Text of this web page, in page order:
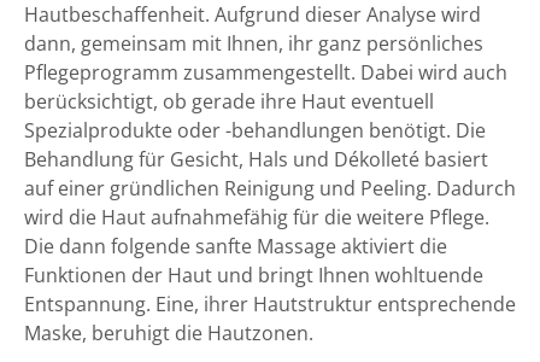
Hautbeschaffenheit. Aufgrund dieser Analyse wird
dann, gemeinsam mit Ihnen, ihr ganz persönliches
Pflegeprogramm zusammengestellt. Dabei wird auch
berücksichtigt, ob gerade ihre Haut eventuell
Spezialprodukte oder -behandlungen benötigt. Die
Behandlung für Gesicht, Hals und Dékolleté basiert
auf einer gründlichen Reinigung und Peeling. Dadurch
wird die Haut aufnahmefähig für die weitere Pflege.
Die dann folgende sanfte Massage aktiviert die
Funktionen der Haut und bringt Ihnen wohltuende
Entspannung. Eine, ihrer Hautstruktur entsprechende
Maske, beruhigt die Hautzonen.